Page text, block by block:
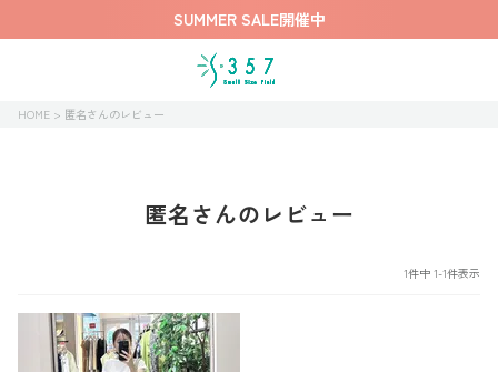
SUMMER SALE開催中
HOME 匿名さんのレビュー
匿名さんのレビュー
1件中 1-1件表示